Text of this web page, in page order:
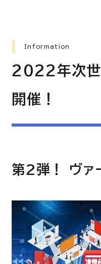
Information
2022年次世
開催！
第2弾！ ヴァ